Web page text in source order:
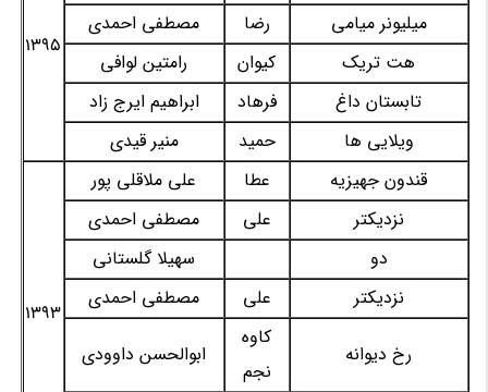
1395
میلیونر میامی رضا
مصطفی احمدی
هت تریک
کیوان
رامتین لوافی
تابستان داغ
فرهاد
ابراهیم ایرج زاد
ویلایی ها
حمید
منیر قیدی
قندون جهیزیه
عطا علی ملاقلی پور
1393
نزدیکتر علی
مصطفی احمدی
دو
سهیلا گلستانی
نزدیکتر
علی مصطفی احمدی
رخ دیوانه
کاوه
نجم
ابوالحسن داوودی